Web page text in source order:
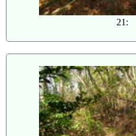
21: